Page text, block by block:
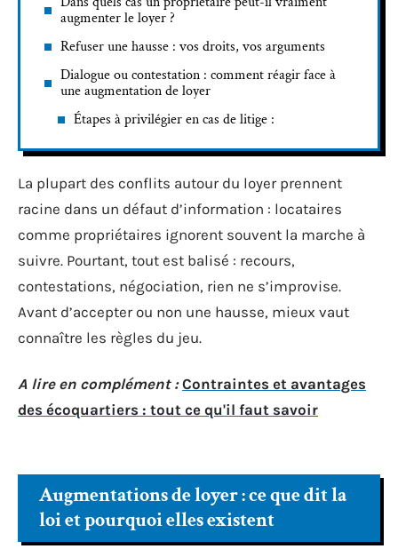
augmenter le loyer ?
Refuser une hausse : vos droits, vos arguments
Dialogue ou contestation : comment réagir face à
une augmentation de loyer
Étapes à privilégier en cas de litige :
La plupart des conflits autour du loyer prennent
racine dans un défaut d’information : locataires
comme propriétaires ignorent souvent la marche à
suivre. Pourtant, tout est balisé : recours,
contestations, négociation, rien ne s’improvise.
Avant d’accepter ou non une hausse, mieux vaut
connaître les règles du jeu.
A lire en complément : Contraintes et avantages
des écoquartiers : tout ce qu'il faut savoir
Augmentations de loyer : ce que dit la
loi et pourquoi elles existent